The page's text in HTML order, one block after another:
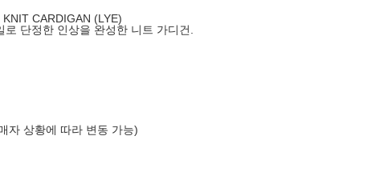
CARDIGAN (LYE)
단정한 인상을 완성한 니트 가디건.
자 상황에 따라 변동 가능)